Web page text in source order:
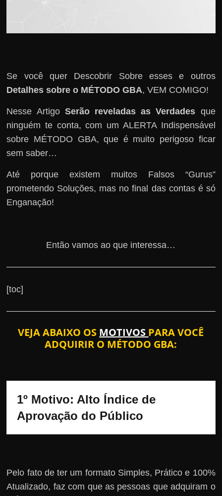
Se você quer Descobrir Sobre esses e outros
Detalhes sobre o MÉTODO GBA, VEM COMIGO!
Nesse Artigo Serão reveladas as Verdades que
ninguém te conta, com um ALERTA Indispensável
sobre MÉTODO GBA, que é muito perigoso ficar
sem saber…
Até porque existem muitos Falsos “Gurus”
prometendo Soluções, mas no final das contas é só
Enganação!
Então vamos ao que interessa…
[toc]
VEJA ABAIXO OS MOTIVOS PARA VOCÊ
ADQUIRIR O MÉTODO GBA:
1º Motivo: Alto Índice de
Aprovação do Público
Pelo fato de ter um formato Simples, Prático e 100%
Atualizado, faz com que as pessoas que adquiram o